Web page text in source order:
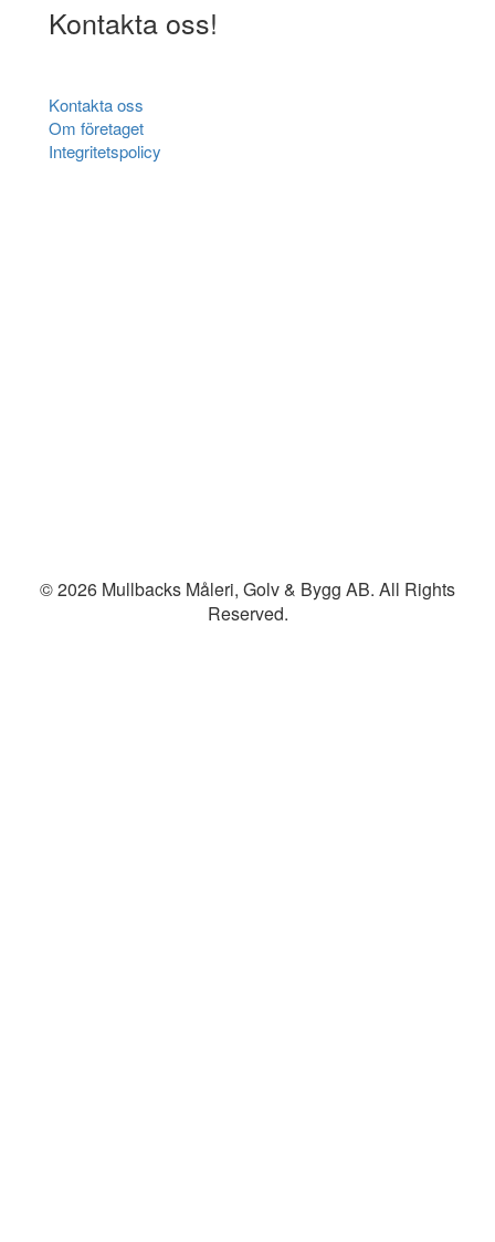
Kontakta oss!
Kontakta oss
Om företaget
Integritetspolicy
© 2026 Mullbacks Måleri, Golv & Bygg AB. All Rights
Reserved.